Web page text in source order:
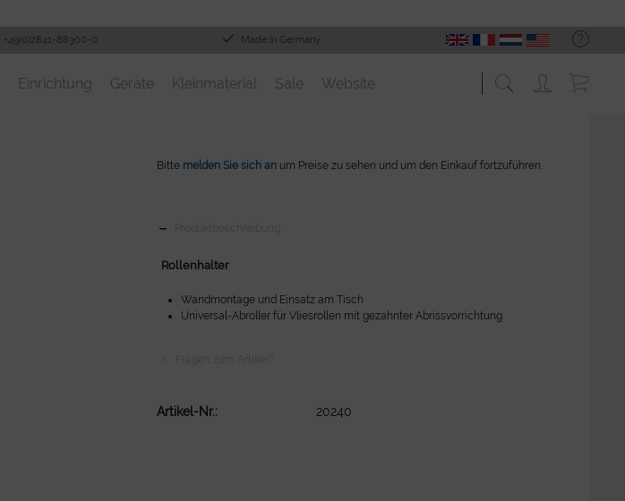
+49(0)2841-88300-0 Made in Germany
Einrichtung Geräte Kleinmaterial Sale Website
Bitte melden Sie sich an um Preise zu sehen und um den Einkauf fortzuführen.
Produktbeschreibung
Rollenhalter
Wandmontage und Einsatz am Tisch
Universal-Abroller für Vliesrollen mit gezahnter Abrissvorrichtung
Fragen zum Artikel?
Artikel-Nr.: 20240